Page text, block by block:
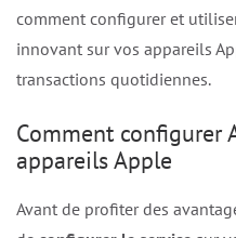
comment configurer et
innovant sur vos appareils
transactions quotidiennes.
Comment configurer
appareils Apple
Avant de profiter des